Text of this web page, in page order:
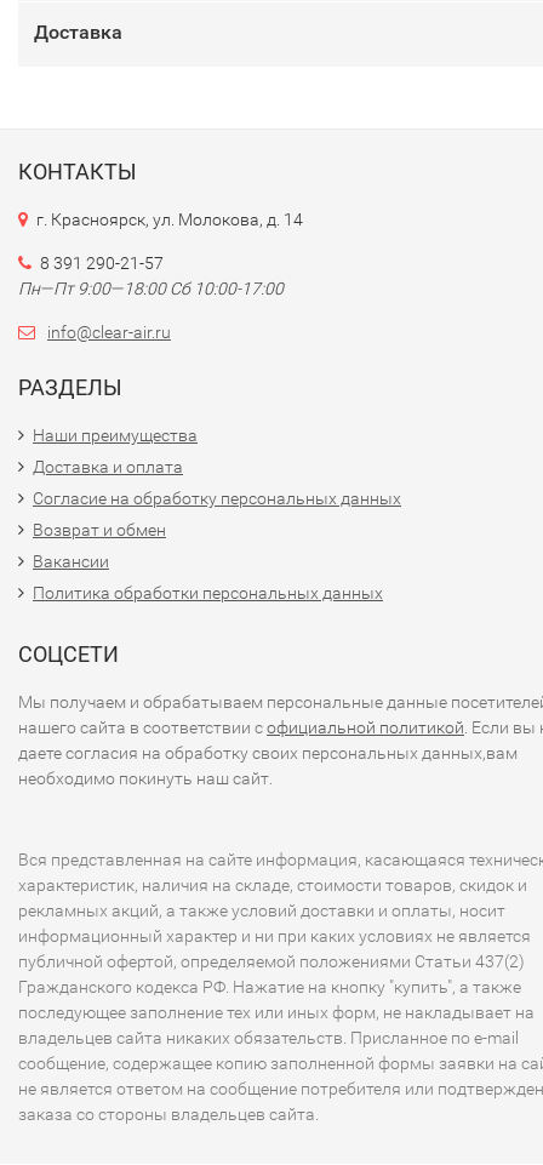
Доставка
КОНТАКТЫ
г. Красноярск, ул. Молокова, д. 14
8 391 290-21-57
Пн—Пт 9:00—18:00 Сб 10:00-17:00
info@clear-air.ru
РАЗДЕЛЫ
Наши преимущества
Доставка и оплата
Согласие на обработку персональных данных
Возврат и обмен
Вакансии
Политика обработки персональных данных
СОЦСЕТИ
Мы получаем и обрабатываем персональные данные
нашего сайта в соответствии софициальной политикой . Если вы
даете согласия на обработку своих персональных данных,вам
необходимо покинуть наш сайт.
Вся представленная на сайте информация, касающаяся
характеристик, наличия на складе, стоимости товаров, скидок и
рекламных акций, а также условий доставки и оплаты, носит
информационный характер и ни при каких условиях не является
публичной офертой, определяемой положениями Статьи 437(2)
Гражданского кодекса РФ. Нажатие на кнопку "купить", а также
последующее заполнение тех или иных форм, не накладывает на
владельцев сайта никаких обязательств. Присланное по e-mail
сообщение, содержащее копию заполненной формы заявки на
не является ответом на сообщение потребителя или
заказа со стороны владельцев сайта.